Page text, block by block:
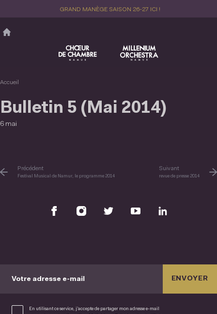
principal
GRAND MANÈGE SAISON 26-27 ICI !
Accueil
Bulletin 5 (Mai 2014)
6 mai
Précédent
Festival Musical de Namur, le programme 2014
Suivant
revue de presse 2014
Votre adresse e-mail
En utilisant ce service, j’accepte de partager mon adresse e-mail
ENVOYER